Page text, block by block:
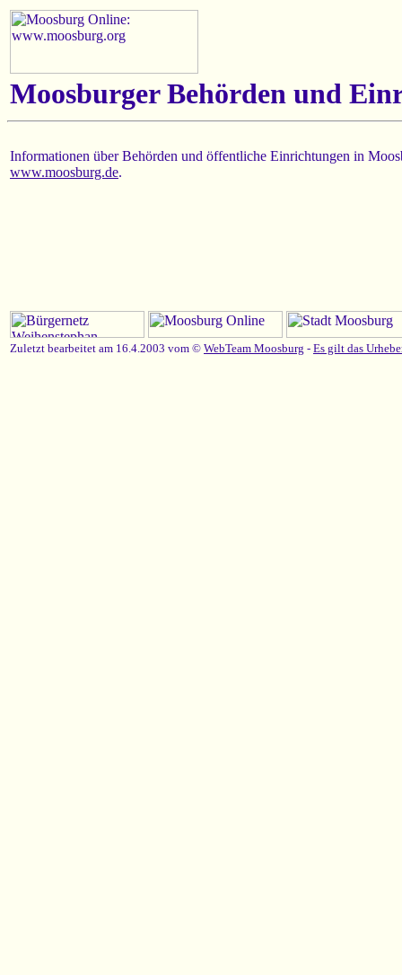
Moosburger Behörden und
Informationen über Behörden und öffentliche Einrichtungen in
www.moosburg.de.
Zuletzt bearbeitet am 16.4.2003 vom © WebTeam Moosburg - Es gilt das